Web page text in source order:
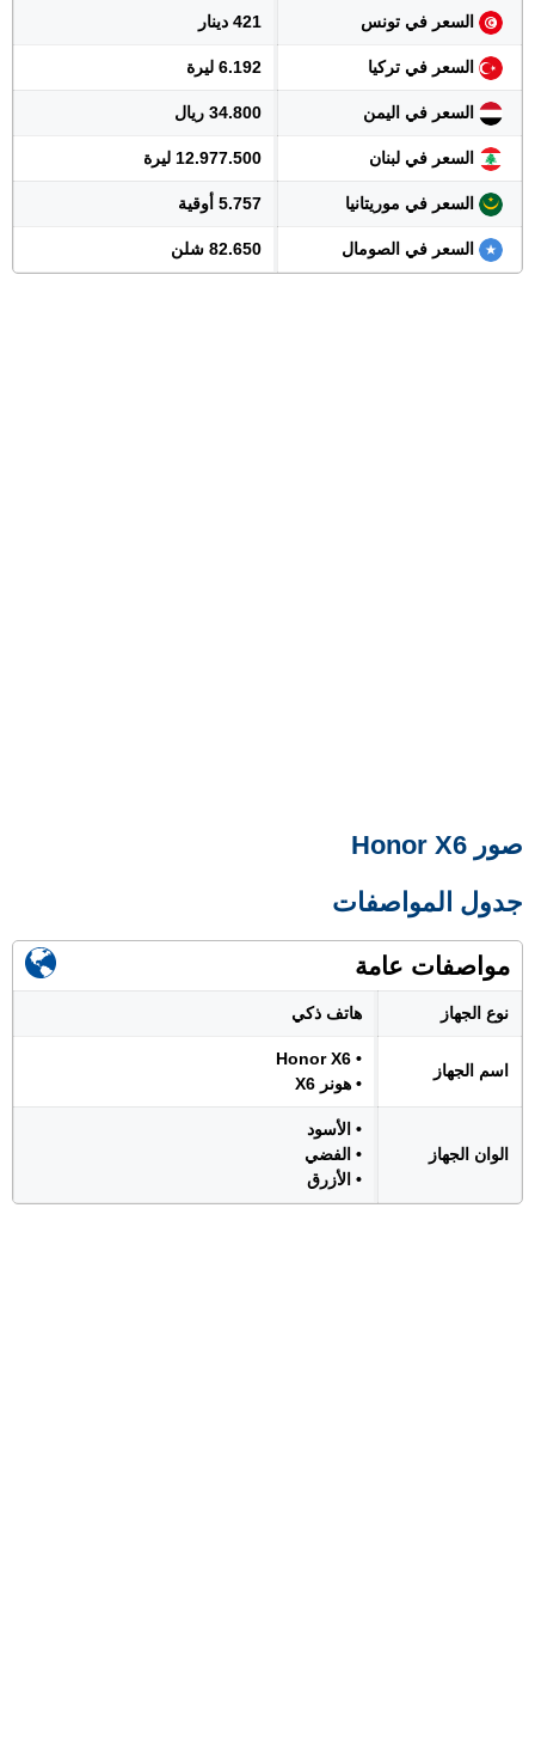
السعر في تونس 421 دينار
السعر في تركيا 6.192 ليرة
السعر في اليمن 34.800 ريال
السعر في لبنان 12.977.500 ليرة
السعر في موريتانيا 5.757 أوقية
السعر في الصومال 82.650 شلن
صور Honor X6
جدول المواصفات
مواصفات عامة
نوع الجهاز هاتف ذكي
اسم الجهاز
• Honor X6
• هونر X6
الوان الجهاز
• الأسود
• الفضي
• الأزرق